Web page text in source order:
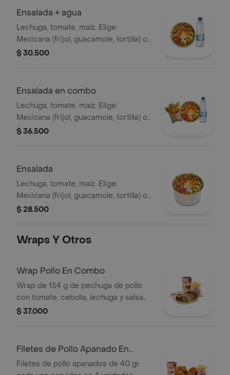
Ensalada + agua
Lechuga, tomate, maíz. Elige:
Mexicana (frijol, guacamole, tortilla) o
Campestre (quesos, huevo, pepinillos)
alimentos de origen animal) + agua
$ 30.500
Ensalada en combo
Lechuga, tomate, maíz. Elige:
Mexicana (frijol, guacamole, tortilla) o
Campestre (quesos, huevo, pepinillos)
alimentos de origen animal) + papas
$ 36.500
Ensalada
Lechuga, tomate, maíz. Elige:
Mexicana (frijol, guacamole, tortilla) o
Campestre (quesos, huevo, pepinillos)
alimentos de origen animal)
$ 28.500
Wraps Y Otros
Wrap Pollo En Combo
Wrap de 154 g de pechuga de pollo
con tomate, cebolla, lechuga y salsa
blanca + papas medianas (corral o en
$ 37.000
Filetes de Pollo Apanado En
Combo
Filetes de pollo apanados de 40 gr